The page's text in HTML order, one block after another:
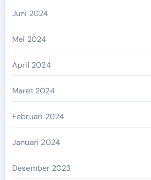
Juni 2024
Mei 2024
April 2024
Maret 2024
Februari 2024
Januari 2024
Desember 2023